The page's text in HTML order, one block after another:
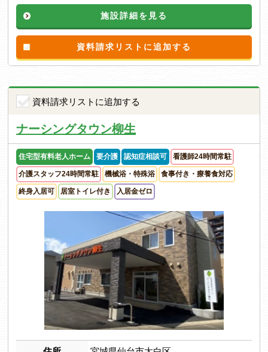
施設詳細を見る
資料請求リストに追加する
資料請求リストに追加する
ナーシングタウン柳生
住宅型有料老人ホーム 要介護 認知症相談可 看護師24時間常駐
介護スタッフ24時間常駐 機械浴・特殊浴 食事付き・療養食対応
終身入居可 居室トイレ付き 入居金ゼロ